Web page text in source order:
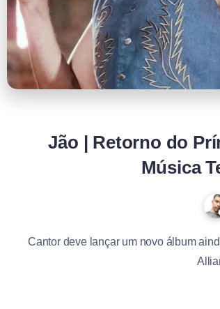
Jão | Retorno do
Música
Cantor deve lançar um novo álbum